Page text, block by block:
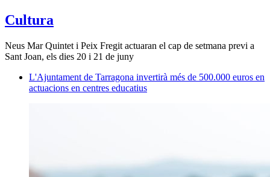
Cultura
Neus Mar Quintet i Peix Fregit actuaran el cap de setmana previ a
Sant Joan, els dies 20 i 21 de juny
L'Ajuntament de Tarragona invertirà més de 500.000 euros en
actuacions en centres educatius